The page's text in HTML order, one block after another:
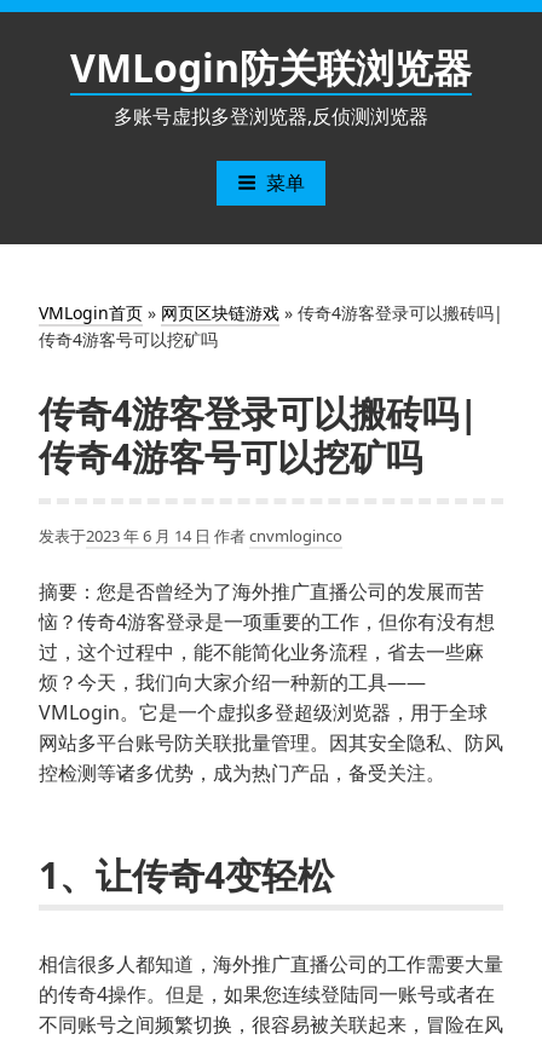
跳
VMLogin防关联浏览器
多账号虚拟多登浏览器,反侦测浏览器
菜单
VMLogin首页 » 网页区块链游戏 » 传奇4游客登录可以搬砖吗|
传奇4游客号可以挖矿吗
传奇4游客登录可以搬砖吗|
传奇4游客号可以挖矿吗
发表于2023 年 6 月 14 日 作者cnvmloginco
摘要：您是否曾经为了海外推广直播公司的发展而苦
恼？传奇4游客登录是一项重要的工作，但你有没有想
过，这个过程中，能不能简化业务流程，省去一些麻
烦？今天，我们向大家介绍一种新的工具——
VMLogin。它是一个虚拟多登超级浏览器，用于全球
网站多平台账号防关联批量管理。因其安全隐私、防风
控检测等诸多优势，成为热门产品，备受关注。
1、让传奇4变轻松
相信很多人都知道，海外推广直播公司的工作需要大量
的传奇4操作。但是，如果您连续登陆同一账号或者在
不同账号之间频繁切换，很容易被关联起来，冒险在风